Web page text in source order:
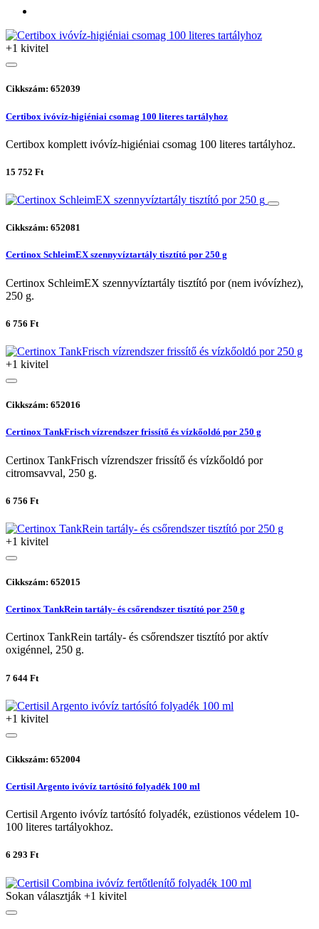
+1 kivitel
Cikkszám: 652039
Certibox ivóvíz-higiéniai csomag 100 literes tartályhoz
Certibox komplett ivóvíz-higiéniai csomag 100 literes tartályhoz.
15 752 Ft
Cikkszám: 652081
Certinox SchleimEX szennyvíztartály tisztító por 250 g
Certinox SchleimEX szennyvíztartály tisztító por (nem ivóvízhez),
250 g.
6 756 Ft
+1 kivitel
Cikkszám: 652016
Certinox TankFrisch vízrendszer frissítő és vízkőoldó por 250 g
Certinox TankFrisch vízrendszer frissítő és vízkőoldó por
citromsavval, 250 g.
6 756 Ft
+1 kivitel
Cikkszám: 652015
Certinox TankRein tartály- és csőrendszer tisztító por 250 g
Certinox TankRein tartály- és csőrendszer tisztító por aktív
oxigénnel, 250 g.
7 644 Ft
+1 kivitel
Cikkszám: 652004
Certisil Argento ivóvíz tartósító folyadék 100 ml
Certisil Argento ivóvíz tartósító folyadék, ezüstionos védelem 10-
100 literes tartályokhoz.
6 293 Ft
Sokan választják +1 kivitel